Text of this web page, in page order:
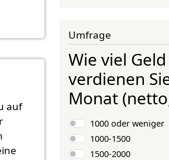
auf
Umfrage
Wie viel Geld
verdienen
Monat
1000 oder weniger
1000-1500
1500-2000